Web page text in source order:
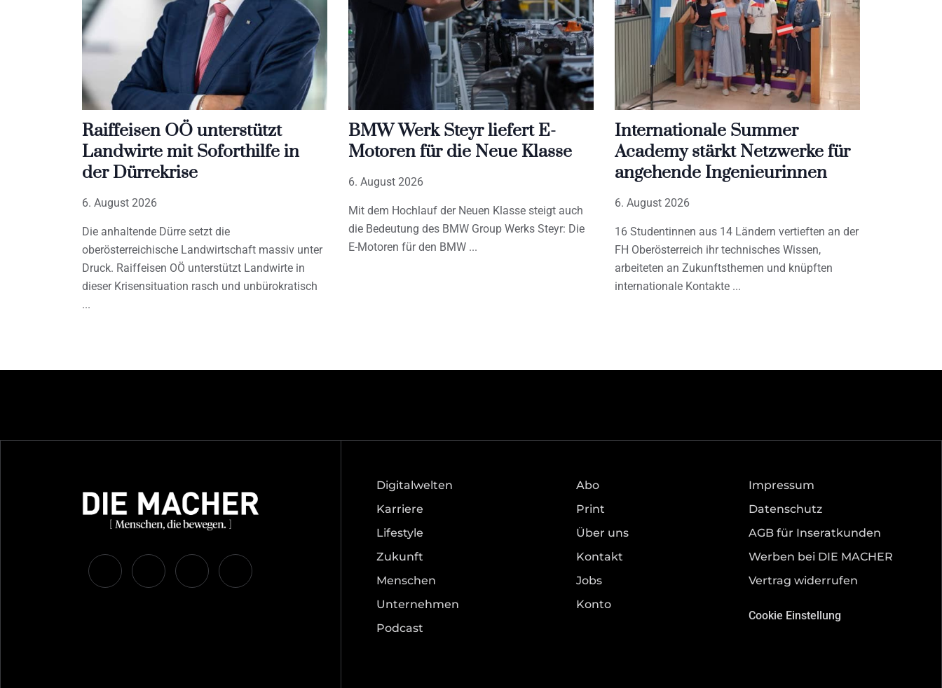
Raiffeisen OÖ unterstützt
Landwirte mit Soforthilfe in
der Dürrekrise
6. August 2026
Die anhaltende Dürre setzt die
oberösterreichische Landwirtschaft massiv unter
Druck. Raiffeisen OÖ unterstützt Landwirte in
dieser Krisensituation rasch und unbürokratisch
BMW Werk Steyr liefert E-
Motoren für die Neue Klasse
6. August 2026
Mit dem Hochlauf der Neuen Klasse steigt auch
die Bedeutung des BMW Group Werks Steyr: Die
E-Motoren für den BMW
Internationale Summer
Academy stärkt Netzwerke für
angehende Ingenieurinnen
6. August 2026
16 Studentinnen aus 14 Ländern vertieften an der
FH Oberösterreich ihr technisches Wissen,
arbeiteten an Zukunftsthemen und knüpften
internationale Kontakte
Digitalwelten
Karriere
Lifestyle
Zukunft
Menschen
Unternehmen
Podcast
Abo
Print
Über uns
Kontakt
Jobs
Konto
Impressum
Datenschutz
AGB für Inseratkunden
Werben bei DIE MACHER
Vertrag widerrufen
Cookie Einstellung